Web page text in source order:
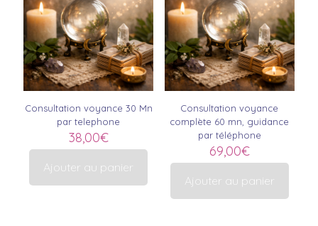
Consultation voyance 30 Mn
par telephone
38,00€
Ajouter au panier
Consultation voyance
complète 60 mn, guidance
par téléphone
69,00€
Ajouter au panier